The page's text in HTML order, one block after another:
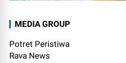
MEDIA GROUP
Potret Peristiwa
Rava News